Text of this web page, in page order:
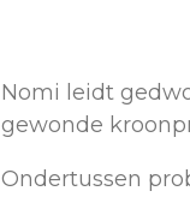
Nomi leidt
gewonde
Ondertussen